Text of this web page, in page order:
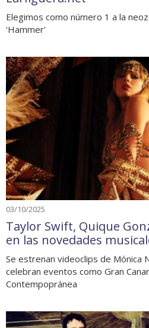
Elegimos como número 1 a la
'Hammer'
03/10/2025
Taylor Swift, Quique
en las novedades
Se estrenan videoclips de Mónica
celebran eventos como Gran
Contempopránea